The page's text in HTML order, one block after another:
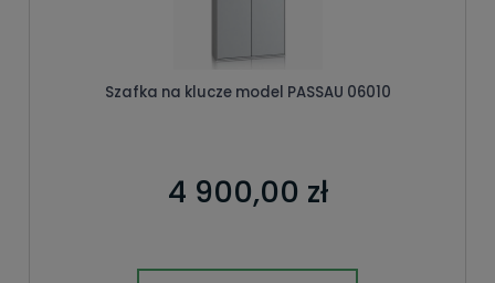
Szafka na klucze model PASSAU 06010
4 900,00 zł